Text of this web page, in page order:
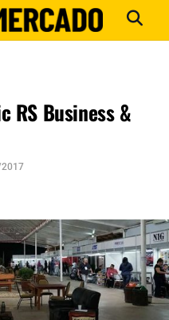
RS Business &